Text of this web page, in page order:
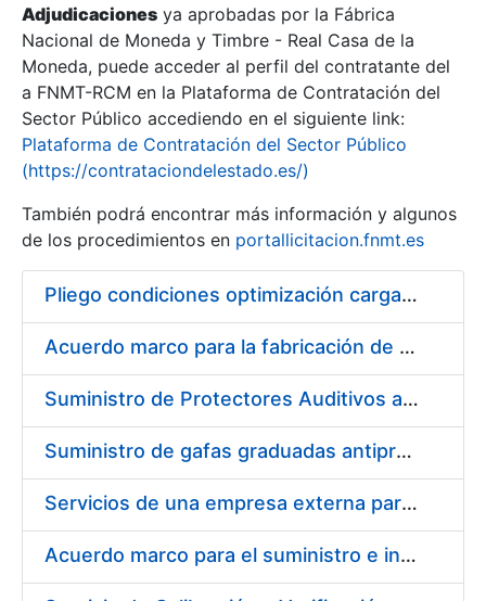
Erakutsi/Ezkutatu
Erakutsi/Ezkutatu
Erakutsi/Ezkutatu
Adjudicaciones ya aprobadas por la Fábrica
Nacional de Moneda y Timbre - Real Casa de la
Moneda, puede acceder al perfil del contratante del
a FNMT-RCM en la Plataforma de Contratación del
Sector Público accediendo en el siguiente link:
Plataforma de Contratación del Sector Público
(https://contrataciondelestado.es/)
También podrá encontrar más información y algunos
de los procedimientos en portallicitacion.fnmt.es
Pliego condiciones optimización cargas compras firmado
Acuerdo marco para la fabricación de piezas
Suministro de Protectores Auditivos a medida para las personas trabajadoras de los Centros de Trabajo de Madrid y Burgos
Suministro de gafas graduadas antiproyecciones para los trabajadores de la FNMT-RCM en los centros de trabajo de Madrid y Burgos
Servicios de una empresa externa para el asesoramiento y resolución de los recursos de alzada que se presentan relacionados con procesos de selección para la FNMT-RCM
Acuerdo marco para el suministro e instalación de persianas, estores y otros complementos